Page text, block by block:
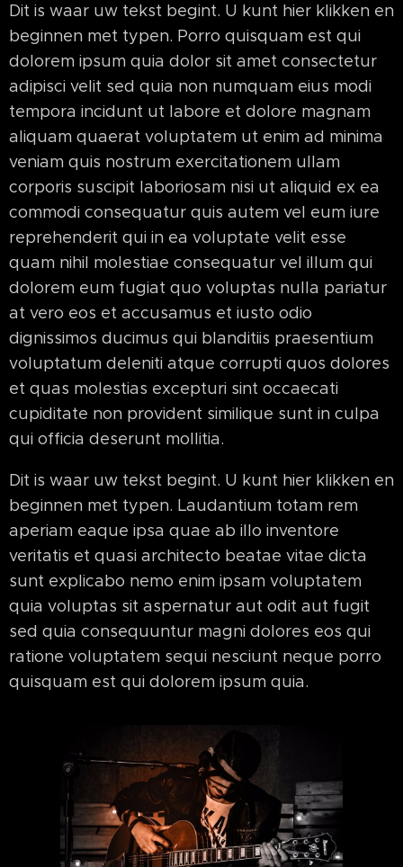
Dit is waar uw tekst begint. U kunt hier klikken en
beginnen met typen. Porro quisquam est qui
dolorem ipsum quia dolor sit amet consectetur
adipisci velit sed quia non numquam eius modi
tempora incidunt ut labore et dolore magnam
aliquam quaerat voluptatem ut enim ad minima
veniam quis nostrum exercitationem ullam
corporis suscipit laboriosam nisi ut aliquid ex ea
commodi consequatur quis autem vel eum iure
reprehenderit qui in ea voluptate velit esse
quam nihil molestiae consequatur vel illum qui
dolorem eum fugiat quo voluptas nulla pariatur
at vero eos et accusamus et iusto odio
dignissimos ducimus qui blanditiis praesentium
voluptatum deleniti atque corrupti quos dolores
et quas molestias excepturi sint occaecati
cupiditate non provident similique sunt in culpa
qui officia deserunt mollitia.
Dit is waar uw tekst begint. U kunt hier klikken en
beginnen met typen. Laudantium totam rem
aperiam eaque ipsa quae ab illo inventore
veritatis et quasi architecto beatae vitae dicta
sunt explicabo nemo enim ipsam voluptatem
quia voluptas sit aspernatur aut odit aut fugit
sed quia consequuntur magni dolores eos qui
ratione voluptatem sequi nesciunt neque porro
quisquam est qui dolorem ipsum quia.